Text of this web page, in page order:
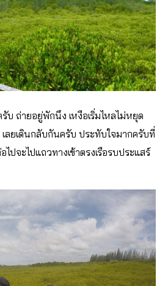
ถ่ายอยู่พักนึง เหงือเริ่มไหลไม่หยุด
เลยเดินกลับกันครับ ประทับใจมากครับที่
ปจะไปแถวทางเข้าตรงเรือรบประแสร์